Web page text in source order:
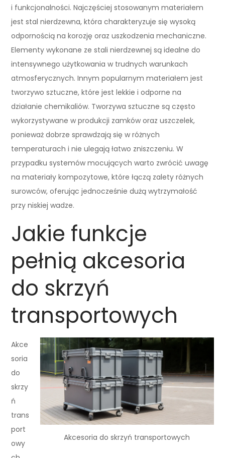
i funkcjonalności. Najczęściej stosowanym materiałem
jest stal nierdzewna, która charakteryzuje się wysoką
odpornością na korozję oraz uszkodzenia mechaniczne.
Elementy wykonane ze stali nierdzewnej są idealne do
intensywnego użytkowania w trudnych warunkach
atmosferycznych. Innym popularnym materiałem jest
tworzywo sztuczne, które jest lekkie i odporne na
działanie chemikaliów. Tworzywa sztuczne są często
wykorzystywane w produkcji zamków oraz uszczelek,
ponieważ dobrze sprawdzają się w różnych
temperaturach i nie ulegają łatwo zniszczeniu. W
przypadku systemów mocujących warto zwrócić uwagę
na materiały kompozytowe, które łączą zalety różnych
surowców, oferując jednocześnie dużą wytrzymałość
przy niskiej wadze.
Jakie funkcje
pełnią akcesoria
do skrzyń
transportowych
Akcesoria do skrzyń transportowych
Akce
soria
do
skrzy
ń
trans
port
owy